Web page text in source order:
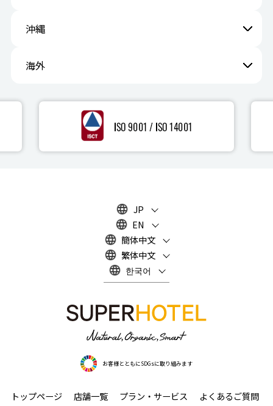
沖縄
海外
JP
EN
簡体中文
繁体中文
한국어
お客様とともにSDGsに取り組みます
トップページ 店舗一覧 プラン・サービス よくあるご質問